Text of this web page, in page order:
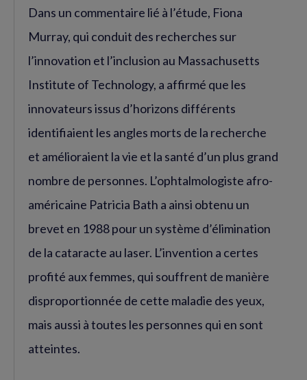
Dans un commentaire lié à l’étude, Fiona
Murray, qui conduit des recherches sur
l’innovation et l’inclusion au Massachusetts
Institute of Technology, a affirmé que les
innovateurs issus d’horizons différents
identifiaient les angles morts de la recherche
et amélioraient la vie et la santé d’un plus grand
nombre de personnes. L’ophtalmologiste afro-
américaine Patricia Bath a ainsi obtenu un
brevet en 1988 pour un système d’élimination
de la cataracte au laser. L’invention a certes
profité aux femmes, qui souffrent de manière
disproportionnée de cette maladie des yeux,
mais aussi à toutes les personnes qui en sont
atteintes.